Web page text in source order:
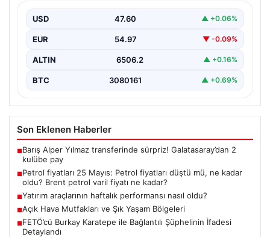
USD 47.60 ▲ +0.06%
EUR 54.97 ▼ -0.09%
ALTIN 6506.2 ▲ +0.16%
BTC 3080161 ▲ +0.69%
Son Eklenen Haberler
■Barış Alper Yılmaz transferinde sürpriz! Galatasaray’dan 2
kulübe pay
■Petrol fiyatları 25 Mayıs: Petrol fiyatları düştü mü, ne kadar
oldu? Brent petrol varil fiyatı ne kadar?
■Yatırım araçlarının haftalık performansı nasıl oldu?
■Açık Hava Mutfakları ve Şık Yaşam Bölgeleri
■FETÖ’cü Burkay Karatepe ile Bağlantılı Şüphelinin İfadesi
Detaylandı